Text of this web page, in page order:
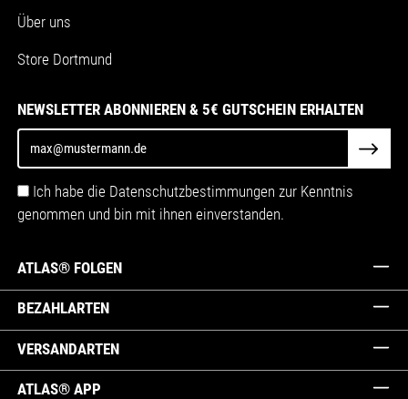
Über uns
Store Dortmund
NEWSLETTER ABONNIEREN & 5€ GUTSCHEIN ERHALTEN
Ich habe die Datenschutzbestimmungen zur Kenntnis
genommen und bin mit ihnen einverstanden.
ATLAS® FOLGEN
BEZAHLARTEN
VERSANDARTEN
ATLAS® APP